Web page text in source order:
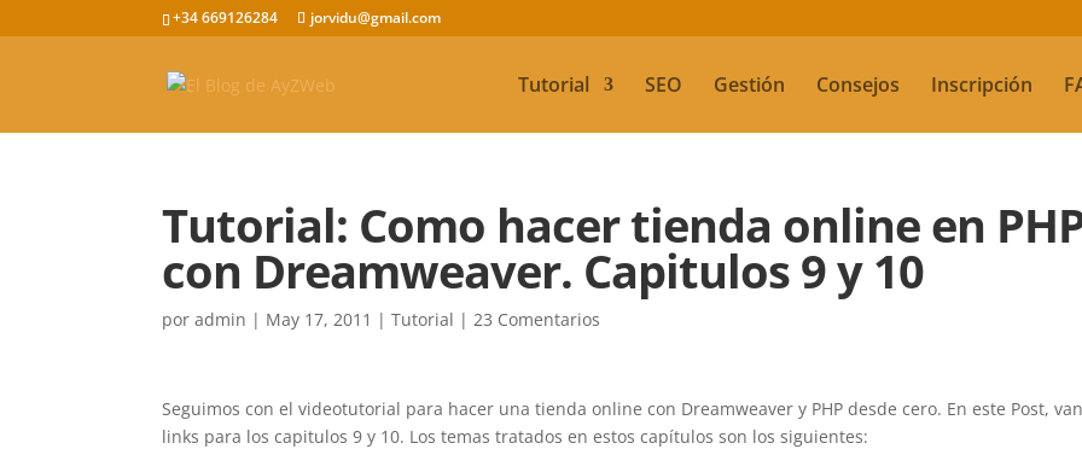
+34 669126284 jorvidu@gmail.com
Tutorial SEO Gestión Consejos Inscripción
Tutorial: Como hacer tienda online en
con Dreamweaver. Capitulos 9 y 10
poradmin | May 17, 2011 |Tutorial |23 Comentarios
Seguimos con el videotutorial para hacer una tienda online con Dreamweaver y PHP desde cero. En este Post,
links para los capitulos 9 y 10. Los temas tratados en estos capítulos son los siguientes: